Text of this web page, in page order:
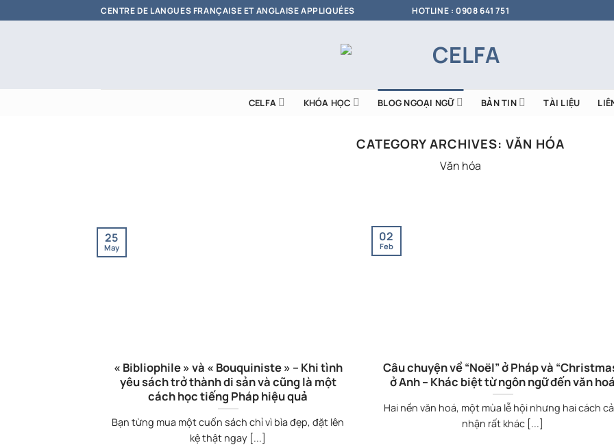
to
CENTRE DE LANGUES FRANÇAISE ET ANGLAISE APPLIQUÉES HOTLINE : 0908 641 751
CELFA KHÓA HỌC BLOG NGOẠI NGỮ BẢN TIN TÀI LIỆU
CATEGORY ARCHIVES: VĂN HÓA
Văn hóa
« Bibliophile » và « Bouquiniste » – Khi tình
yêu sách trở thành di sản và cũng là một
cách học tiếng Pháp hiệu quả
Bạn từng mua một cuốn sách chỉ vì bìa đẹp, đặt lên
kệ thật ngay [...]
25
May
Câu chuyện về “Noël” ở Pháp và
ở Anh – Khác biệt từ ngôn ngữ đến văn hoá
Hai nền văn hoá, một mùa lễ hội nhưng hai cách
nhận rất khác [...]
02
Feb